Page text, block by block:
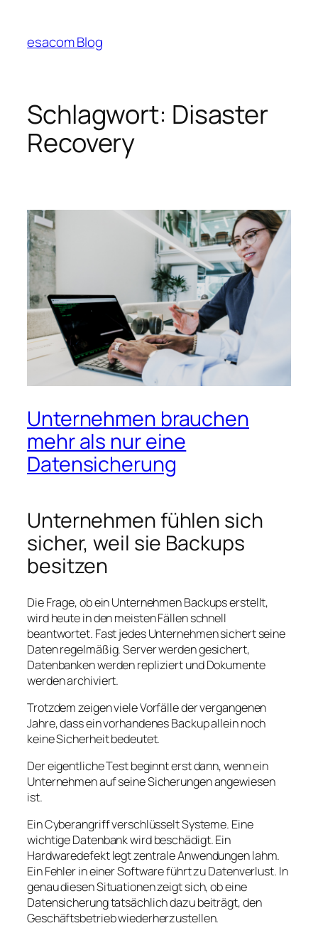
springen
esacom Blog
Schlagwort: Disaster
Recovery
Unternehmen brauchen
mehr als nur eine
Datensicherung
Unternehmen fühlen sich
sicher, weil sie Backups
besitzen
Die Frage, ob ein Unternehmen Backups erstellt,
wird heute in den meisten Fällen schnell
beantwortet. Fast jedes Unternehmen sichert seine
Daten regelmäßig. Server werden gesichert,
Datenbanken werden repliziert und Dokumente
werden archiviert.
Trotzdem zeigen viele Vorfälle der vergangenen
Jahre, dass ein vorhandenes Backup allein noch
keine Sicherheit bedeutet.
Der eigentliche Test beginnt erst dann, wenn ein
Unternehmen auf seine Sicherungen angewiesen
ist.
Ein Cyberangriff verschlüsselt Systeme. Eine
wichtige Datenbank wird beschädigt. Ein
Hardwaredefekt legt zentrale Anwendungen lahm.
Ein Fehler in einer Software führt zu Datenverlust. In
genau diesen Situationen zeigt sich, ob eine
Datensicherung tatsächlich dazu beiträgt, den
Geschäftsbetrieb wiederherzustellen.